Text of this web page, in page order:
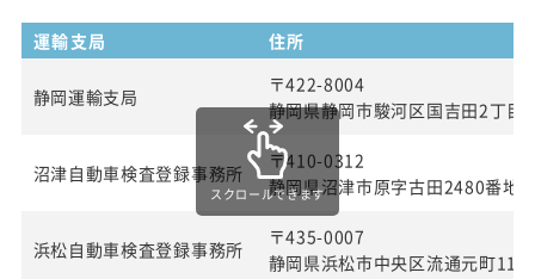
運輸支局 住所
静岡運輸支局
〒422-8004
静岡県静岡市駿河区国吉田2丁目
沼津自動車検査登録事務所
〒410-0312
静岡県沼津市原字古田2480番地
浜松自動車検査登録事務所
〒435-0007
静岡県浜松市中央区流通元町11
スクロールできます